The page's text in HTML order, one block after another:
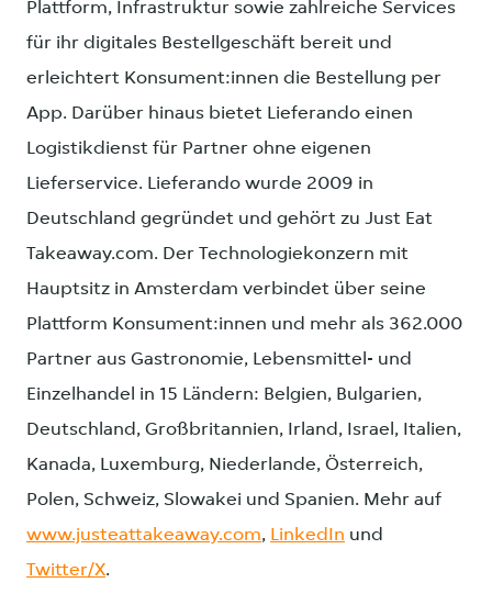
Plattform, Infrastruktur sowie zahlreiche Services
für ihr digitales Bestellgeschäft bereit und
erleichtert Konsument:innen die Bestellung per
App. Darüber hinaus bietet Lieferando einen
Logistikdienst für Partner ohne eigenen
Lieferservice. Lieferando wurde 2009 in
Deutschland gegründet und gehört zu Just Eat
Takeaway.com. Der Technologiekonzern mit
Hauptsitz in Amsterdam verbindet über seine
Plattform Konsument:innen und mehr als 362.000
Partner aus Gastronomie, Lebensmittel- und
Einzelhandel in 15 Ländern: Belgien, Bulgarien,
Deutschland, Großbritannien, Irland, Israel, Italien,
Kanada, Luxemburg, Niederlande, Österreich,
Polen, Schweiz, Slowakei und Spanien. Mehr auf
www.justeattakeaway.com, LinkedIn und
Twitter/X.